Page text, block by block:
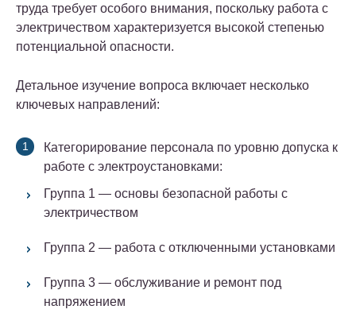
труда требует особого внимания, поскольку работа с
электричеством характеризуется высокой степенью
потенциальной опасности.
Детальное изучение вопроса включает несколько
ключевых направлений:
Категорирование персонала по уровню допуска к
работе с электроустановками:
Группа 1 — основы безопасной работы с
электричеством
Группа 2 — работа с отключенными установками
Группа 3 — обслуживание и ремонт под
напряжением